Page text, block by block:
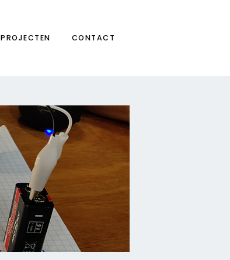
PROJECTEN CONTACT